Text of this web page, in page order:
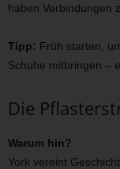
haben Verbindungen
Tipp: Früh starten,
Schuhe mitbringen –
Die
Warum hin?
York vereint